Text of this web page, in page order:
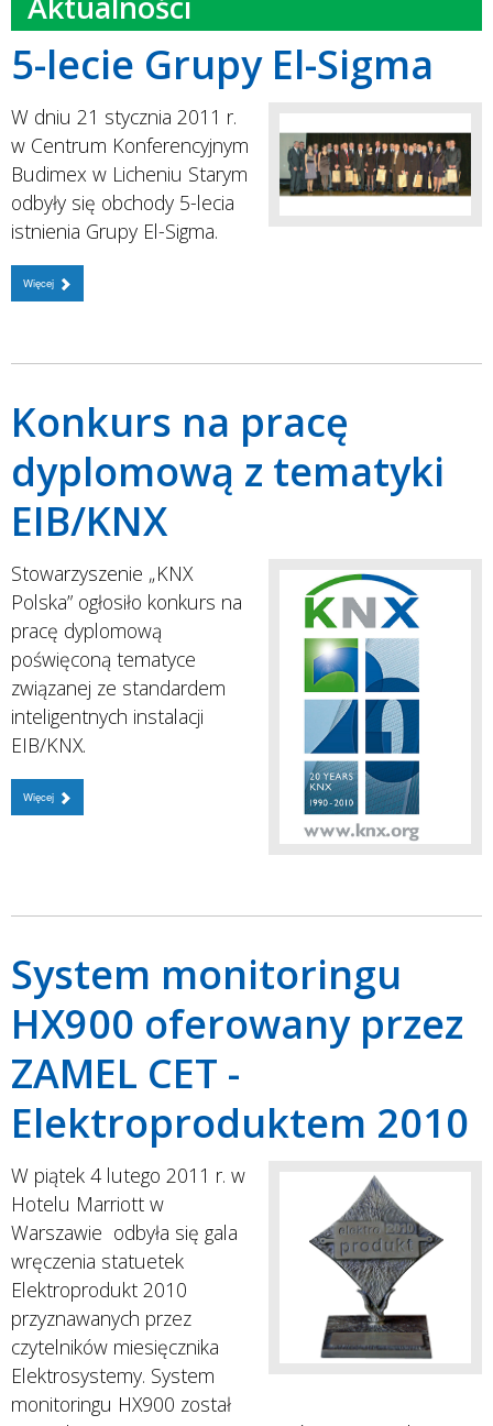
5-lecie Grupy El-Sigma
W dniu 21 stycznia 2011 r.
w Centrum Konferencyjnym
Budimex w Licheniu Starym
odbyły się obchody 5-lecia
istnienia Grupy El-Sigma.
Więcej
Konkurs na pracę
dyplomową z tematyki
EIB/KNX
Stowarzyszenie „KNX
Polska” ogłosiło konkurs na
pracę dyplomową
poświęconą tematyce
związanej ze standardem
inteligentnych instalacji
EIB/KNX.
Więcej
System monitoringu
HX900 oferowany przez
ZAMEL CET -
Elektroproduktem 2010
W piątek 4 lutego 2011 r. w
Hotelu Marriott w
Warszawie odbyła się gala
wręczenia statuetek
Elektroprodukt 2010
przyznawanych przez
czytelników miesięcznika
Elektrosystemy. System
monitoringu HX900 został